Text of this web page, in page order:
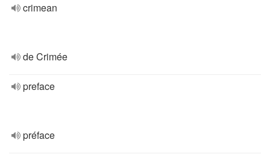
crimean
de Crimée
preface
préface